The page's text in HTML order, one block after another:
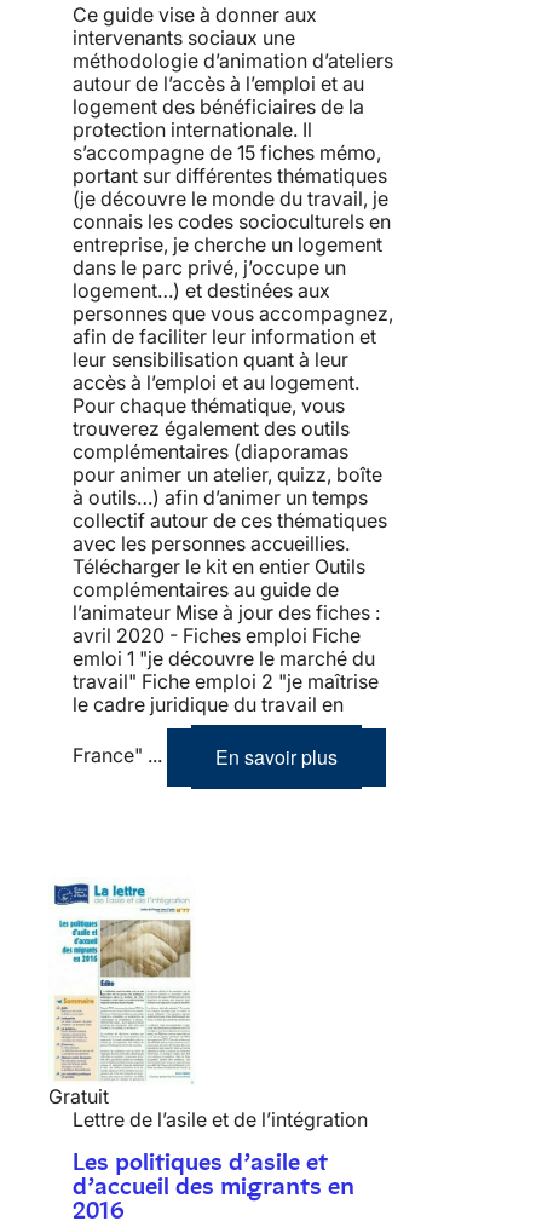
Ce guide vise à donner aux
intervenants sociaux une
méthodologie d’animation d’ateliers
autour de l’accès à l’emploi et au
logement des bénéficiaires de la
protection internationale. Il
s’accompagne de 15 fiches mémo,
portant sur différentes thématiques
(je découvre le monde du travail, je
connais les codes socioculturels en
entreprise, je cherche un logement
dans le parc privé, j’occupe un
logement…) et destinées aux
personnes que vous accompagnez,
afin de faciliter leur information et
leur sensibilisation quant à leur
accès à l’emploi et au logement.
Pour chaque thématique, vous
trouverez également des outils
complémentaires (diaporamas
pour animer un atelier, quizz, boîte
à outils…) afin d’animer un temps
collectif autour de ces thématiques
avec les personnes accueillies.
Télécharger le kit en entier Outils
complémentaires au guide de
l’animateur Mise à jour des fiches :
avril 2020 - Fiches emploi Fiche
emloi 1 "je découvre le marché du
travail" Fiche emploi 2 "je maîtrise
le cadre juridique du travail en
France" ... En savoir plus
Gratuit
Lettre de l’asile et de l’intégration
Les politiques d’asile et
d’accueil des migrants en
2016